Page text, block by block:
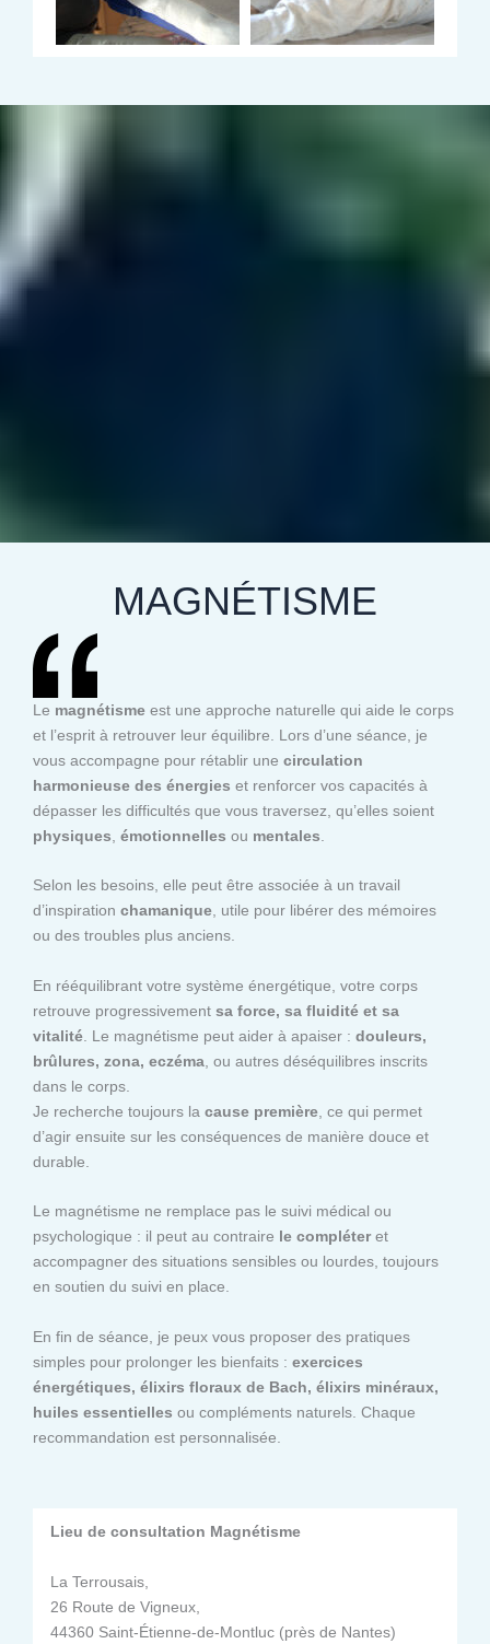
MAGNÉTISME
Le magnétisme est une approche naturelle qui aide le corps
et l’esprit à retrouver leur équilibre. Lors d’une séance, je
vous accompagne pour rétablir une circulation
harmonieuse des énergies et renforcer vos capacités à
dépasser les difficultés que vous traversez, qu’elles soient
physiques émotionnelles ou mentales
Selon les besoins, elle peut être associée à un travail
d’inspiration chamanique, utile pour libérer des mémoires
ou des troubles plus anciens.
En rééquilibrant votre système énergétique, votre corps
retrouve progressivement sa force, sa fluidité et sa
vitalité . Le magnétisme peut aider à apaiser : douleurs,
brûlures, zona, eczéma , ou autres déséquilibres inscrits
dans le corps.
Je recherche toujours la cause première , ce qui permet
d’agir ensuite sur les conséquences de manière douce et
durable.
Le magnétisme ne remplace pas le suivi médical ou
psychologique : il peut au contraire le compléteret
accompagner des situations sensibles ou lourdes, toujours
en soutien du suivi en place.
En fin de séance, je peux vous proposer des pratiques
simples pour prolonger les bienfaits : exercices
énergétiques, élixirs floraux de Bach, élixirs minéraux,
huiles essentielles ou compléments naturels. Chaque
recommandation est personnalisée.
Lieu de consultation Magnétisme
La Terrousais,
26 Route de Vigneux,
44360 Saint-Étienne-de-Montluc (près de Nantes)